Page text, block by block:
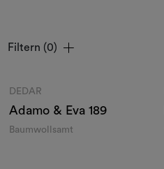
Filtern (0)
DEDAR
Adamo & Eva189
Baumwollsamt